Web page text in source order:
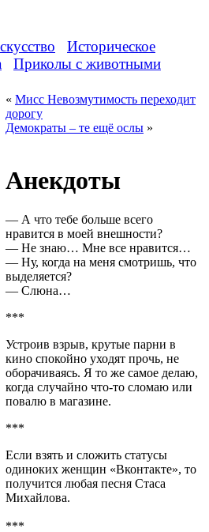
Историческое
Приколы с животными
« Мисс Невозмутимость переходит
дорогу
Демократы – те ещё ослы »
Анекдоты
— А что тебе больше всего
нравится в моей внешности?
— Не знаю… Мне все нравится…
— Ну, когда на меня смотришь, что
выделяется?
— Слюна…
***
Устроив взрыв, крутые парни в
кино спокойно уходят прочь, не
оборачиваясь. Я то же самое делаю,
когда случайно что-то сломаю или
повалю в магазине.
***
Если взять и сложить статусы
одиноких женщин «Вконтакте», то
получится любая песня Стаса
Михайлова.
***